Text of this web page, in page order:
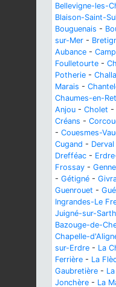
Bellevigne-les-
Blaison-Saint-
Bouguenais -
sur-Mer -
Aubance -
Foulletourte -
Potherie -
Marais -
Chaumes-en-
Anjou - Cholet -
Créans -
- Couesmes-
Cugand - Derval
Drefféac -
Frossay -
- Gétigné -
Guenrouet -
Ingrandes-Le
Juigné-sur-
Bazouge-de-
Chapelle-
sur-Erdre - La
Ferrière - La
Gaubretière -
Jonchère - La